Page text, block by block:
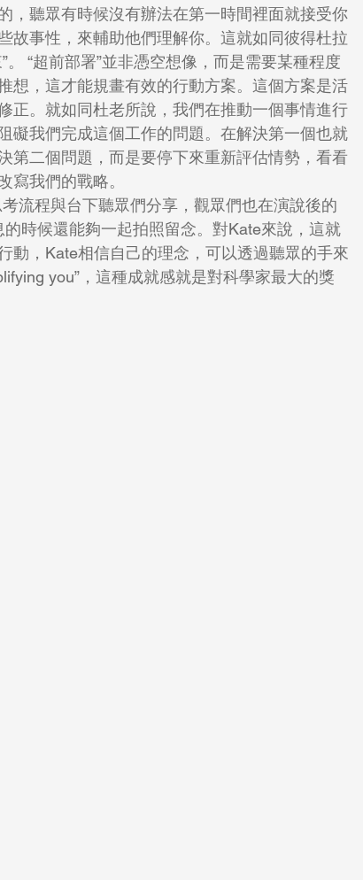
，聽眾有時候沒有辦法在第一時間裡面就接受你
故事性，來輔助他們理解你。這就如同彼得杜拉
“超前部署”並非憑空想像，而是需要某種程度
想，這才能規畫有效的行動方案。這個方案是活
正。就如同杜老所說，我們在推動一個事情進行
礙我們完成這個工作的問題。在解決第一個也就
第二個問題，而是要停下來重新評估情勢，看看
寫我們的戰略。
時候還能夠一起拍照留念。對Kate來說，這就
動，Kate相信自己的理念，可以透過聽眾的手來
you”，這種成就感就是對科學家最大的獎